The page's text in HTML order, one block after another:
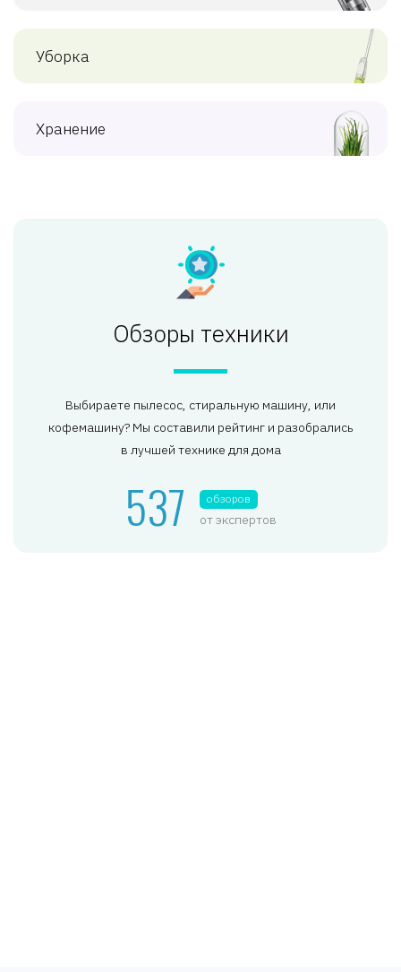
Уборка
Хранение
Обзоры техники
Выбираете пылесос, стиральную машину, или
кофемашину? Мы составили рейтинг и разобрались
в лучшей технике для дома
537 обзоров
от экспертов